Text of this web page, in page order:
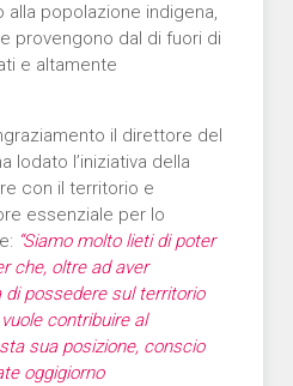
popolazione indigena,
provengono dal di fuori di
e altamente
il direttore del
lodato l’iniziativa della
con il territorio e
essenziale per lo
“Siamo molto lieti di poter
che, oltre ad aver
di possedere sul territorio
contribuire al
sua posizione, conscio
oggigiorno